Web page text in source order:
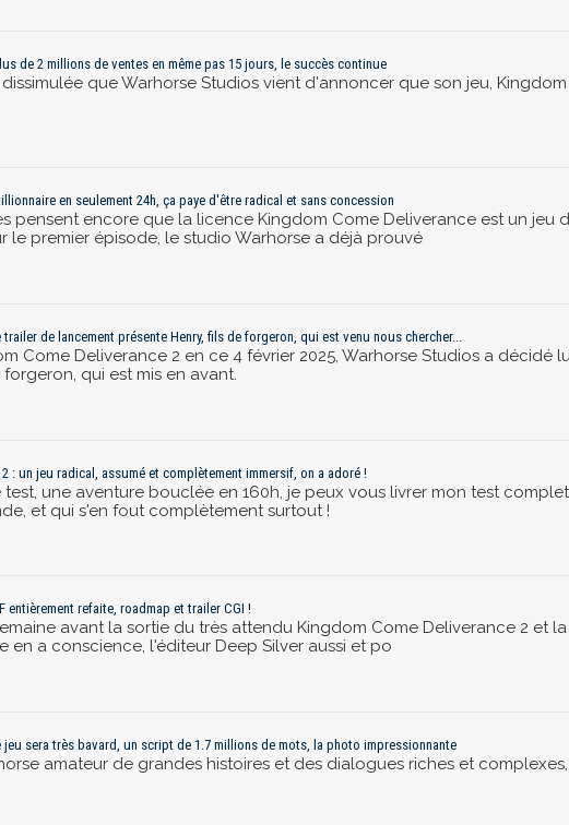
de 2 millions de ventes en même pas 15 jours, le succès continue
que Warhorse Studios vient d'annoncer que son jeu,
en seulement 24h, ça paye d'être radical et sans concession
pensent encore que la licence Kingdom Come Deliverance est un jeu
le premier épisode, le studio Warhorse a déjà prouvé
de lancement présente Henry, fils de forgeron, qui est venu nous chercher...
Come Deliverance 2 en ce 4 février 2025, Warhorse Studios a
qui est mis en avant.
: un jeu radical, assumé et complètement immersif, on a adoré !
test, une aventure bouclée en 160h, je peux vous livrer mon test
et qui s'en fout complètement surtout !
entièrement refaite, roadmap et trailer CGI !
avant la sortie du très attendu Kingdom Come Deliverance 2 et
en a conscience, l'éditeur Deep Silver aussi et po
jeu sera très bavard, un script de 1.7 millions de mots, la photo impressionnante
amateur de grandes histoires et des dialogues riches et